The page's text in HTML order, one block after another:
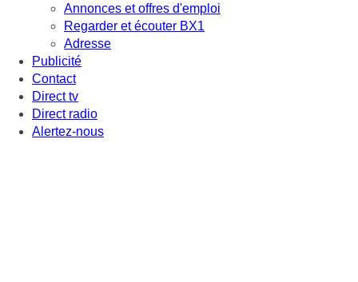
Annonces et offres d'emploi
Regarder et écouter BX1
Adresse
Publicité
Contact
Direct tv
Direct radio
Alertez-nous